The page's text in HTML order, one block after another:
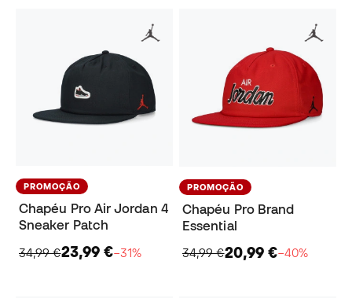
PROMOÇÃO
Chapéu Pro Air Jordan 4
Sneaker Patch
34,99 €23,99 €−31%
PROMOÇÃO
Chapéu Pro Brand
Essential
34,99 €20,99 €−40%